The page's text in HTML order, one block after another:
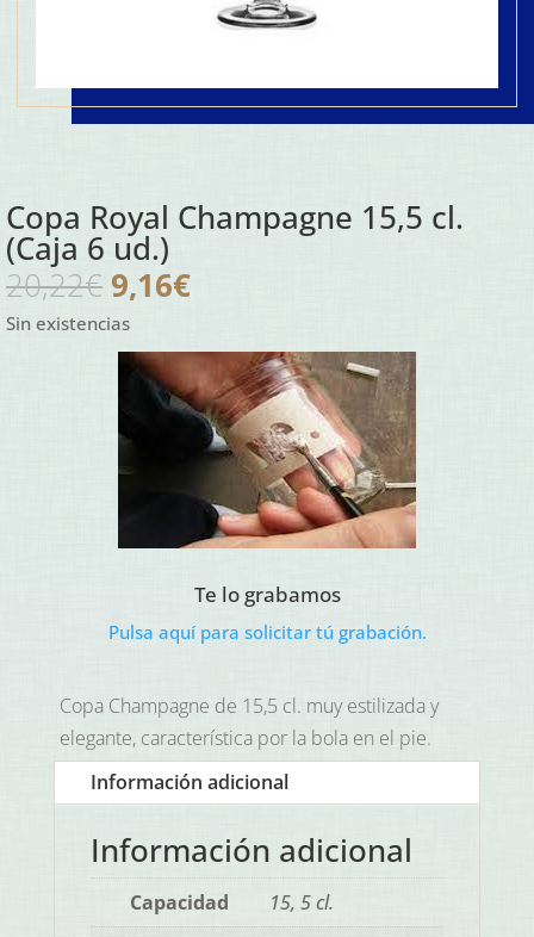
Copa Royal Champagne 15,5 cl.
(Caja 6 ud.)
20,22€ El
precio
original
era:
20,22€.
9,16€El
actual
es:
9,16€.
Sin existencias
Te lo grabamos
Pulsa aquí para solicitar tú grabación.
Copa Champagne de 15,5 cl. muy estilizada y
elegante, característica por la bola en el pie.
Información adicional
Información adicional
Capacidad
15, 5 cl.